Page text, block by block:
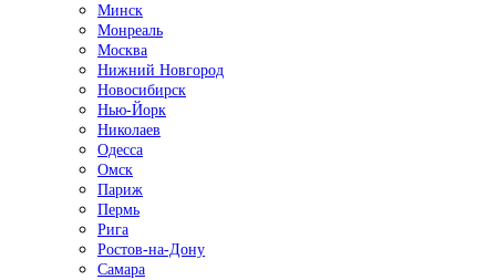
Минск
Монреаль
Москва
Нижний Новгород
Новосибирск
Нью-Йорк
Николаев
Одесса
Омск
Париж
Пермь
Рига
Ростов-на-Дону
Самара